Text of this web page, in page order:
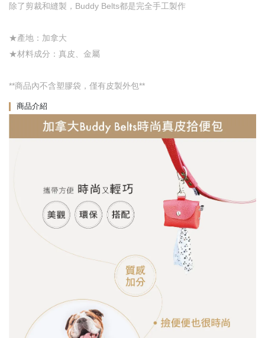
除了剪裁和縫製，Buddy Belts都是完全手工製作
★產地：加拿大
★材料成分：真皮、金屬
**商品內不含塑膠袋，僅有皮製外包**
商品介紹